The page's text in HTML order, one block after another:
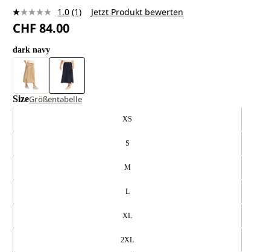
1.0 Bewertung
gleichen
Seite.
(1) Jetzt Produkt bewerten
CHF 84.00
dark navy
SizeGrößentabelle
XS
S
M
L
XL
2XL